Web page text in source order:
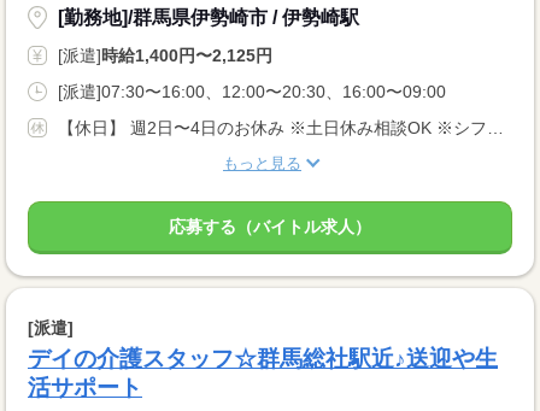
[勤務地]/群馬県伊勢崎市 / 伊勢崎駅
[派遣]時給1,400円〜2,125円
[派遣]07:30〜16:00、12:00〜20:30、16:00〜09:00
もっと見る
応募する（バイトル求人）
[派遣]
デイの介護スタッフ☆群馬総社駅近♪送迎や生
活サポート